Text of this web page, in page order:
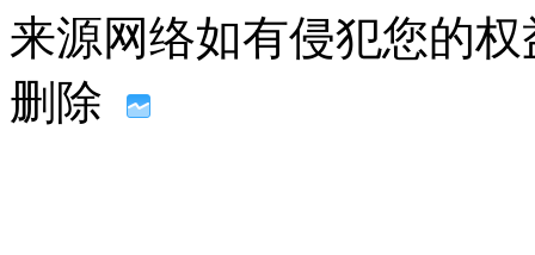
来源网络如有侵犯您的
删除